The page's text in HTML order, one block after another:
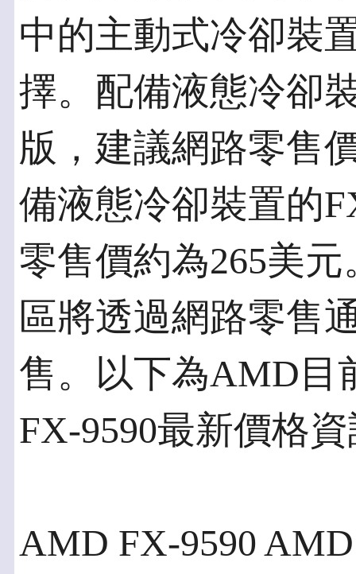
中的主動式冷卻裝
擇。配備液態冷卻
版，建議網路零售
備液態冷卻裝置的
零售價約為265美
區將透過網路零售
售。以下為AMD目
FX-9590最新價格
AMD FX-9590